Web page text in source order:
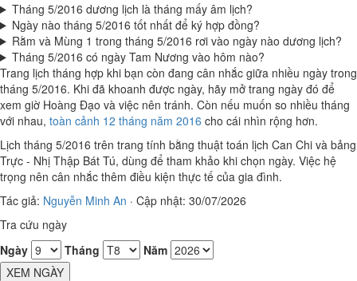
Tháng 5/2016 dương lịch là tháng mấy âm lịch?
Ngày nào tháng 5/2016 tốt nhất để ký hợp đồng?
Rằm và Mùng 1 trong tháng 5/2016 rơi vào ngày nào dương lịch?
Tháng 5/2016 có ngày Tam Nương vào hôm nào?
Trang lịch tháng hợp khi bạn còn đang cân nhắc giữa nhiều ngày trong
tháng 5/2016. Khi đã khoanh được ngày, hãy mở trang ngày đó để
xem giờ Hoàng Đạo và việc nên tránh. Còn nếu muốn so nhiều tháng
với nhau, toàn cảnh 12 tháng năm 2016 cho cái nhìn rộng hơn.
Lịch tháng 5/2016 trên trang tính bằng thuật toán lịch Can Chi và bảng
Trực - Nhị Thập Bát Tú, dùng để tham khảo khi chọn ngày. Việc hệ
trọng nên cân nhắc thêm điều kiện thực tế của gia đình.
Tác giả: Nguyễn Minh An · Cập nhật: 30/07/2026
Tra cứu ngày
Ngày
Tháng
Năm
XEM NGÀY